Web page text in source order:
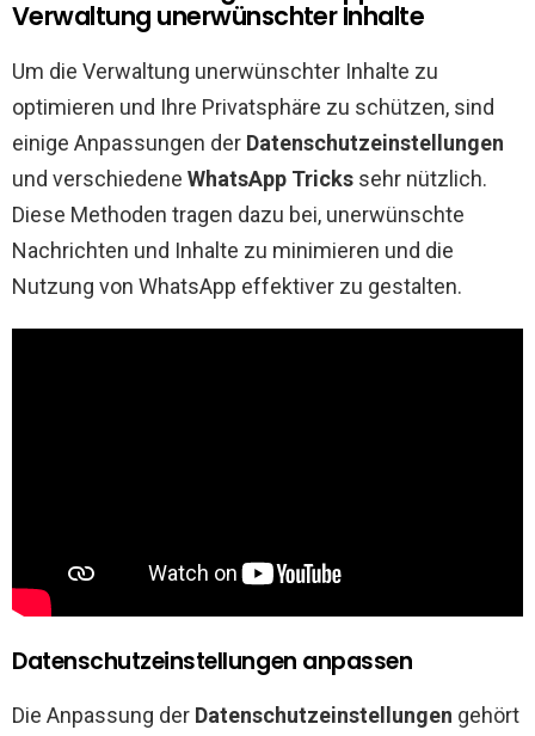
Verwaltung unerwünschter Inhalte
Um die Verwaltung unerwünschter Inhalte zu
optimieren und Ihre Privatsphäre zu schützen, sind
einige Anpassungen der Datenschutzeinstellungen
und verschiedene WhatsApp Tricks sehr nützlich.
Diese Methoden tragen dazu bei, unerwünschte
Nachrichten und Inhalte zu minimieren und die
Nutzung von WhatsApp effektiver zu gestalten.
Datenschutzeinstellungen anpassen
Die Anpassung der Datenschutzeinstellungen gehört